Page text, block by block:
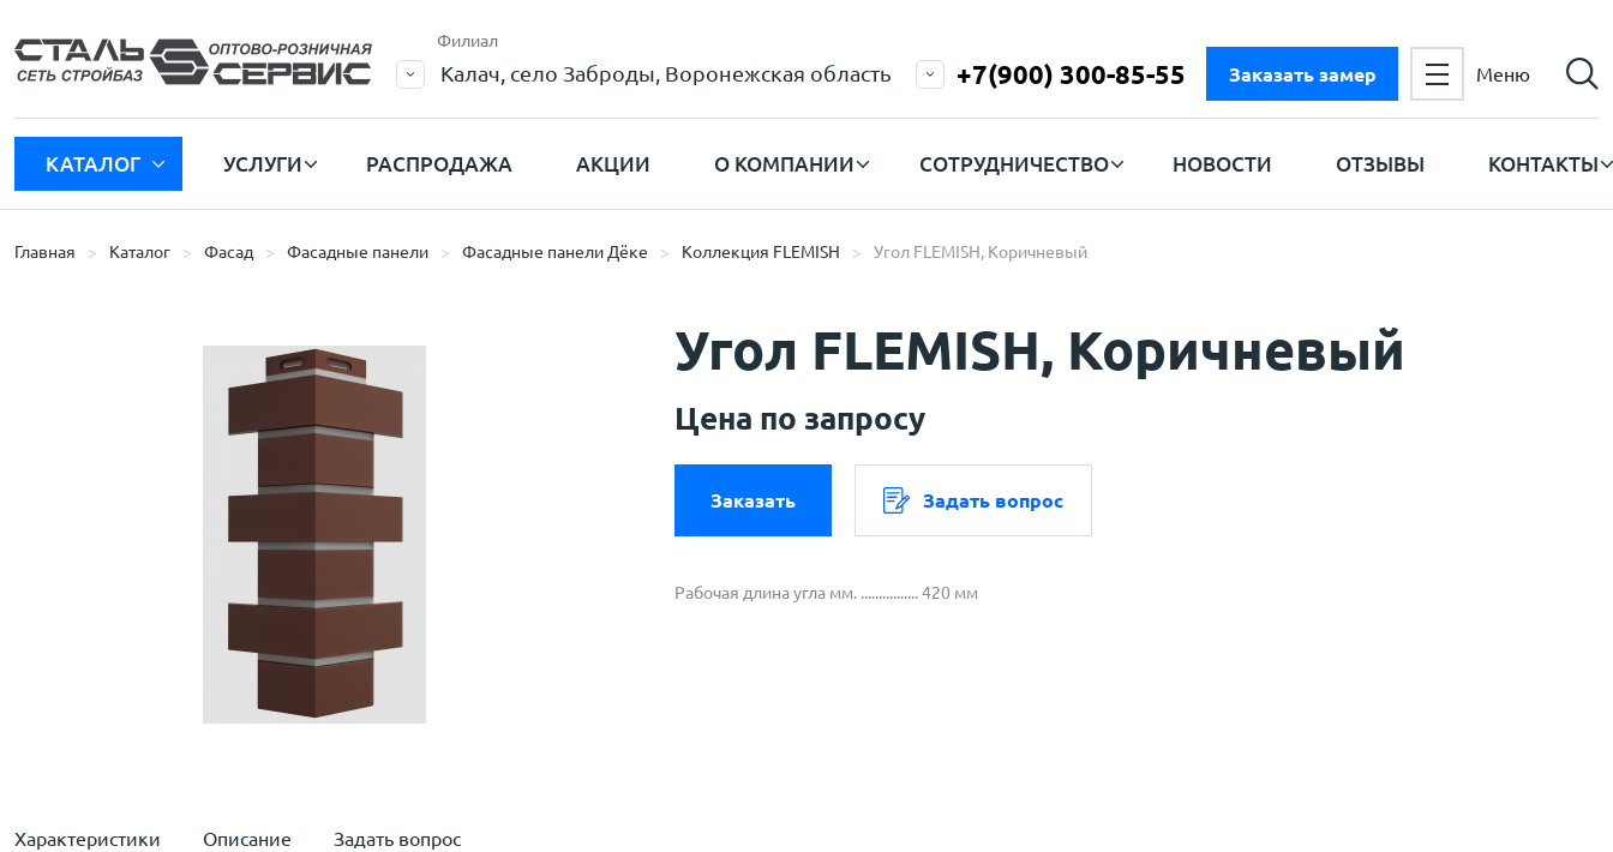
Филиал
Калач, село Заброды, Воронежская область +7(900) 300-85-55 Заказать замер Меню
КАТАЛОГ УСЛУГИ РАСПРОДАЖА АКЦИИ О КОМПАНИИ СОТРУДНИЧЕСТВО НОВОСТИ ОТЗЫВЫ КОНТАКТЫ
Главная Каталог Фасад Фасадные панели Фасадные панели Дёке Коллекция FLEMISH Угол FLEMISH, Коричневый
Угол FLEMISH, Коричневый
Цена по запросу
Заказать Задать вопрос
Рабочая длина угла мм. ................ 420 мм
Характеристики Описание Задать вопрос